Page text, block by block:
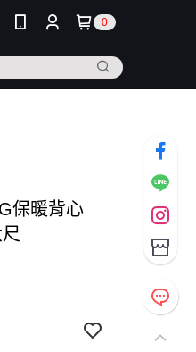
0
保暖背心